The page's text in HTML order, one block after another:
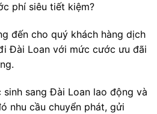
phí siêu tiết kiệm?
đến cho quý khách hàng dịch
Đài Loan với mức cước ưu đãi
sinh sang Đài Loan lao động và
nhu cầu chuyển phát, gửi